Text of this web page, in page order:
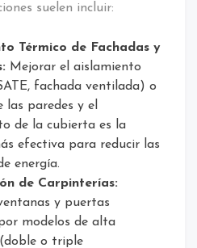
suelen incluir:
Térmico de Fachadas y
Mejorar el aislamiento
fachada ventilada) o
las paredes y el
de la cubierta es la
efectiva para reducir las
energía.
de Carpinterías:
y puertas
modelos de alta
o triple